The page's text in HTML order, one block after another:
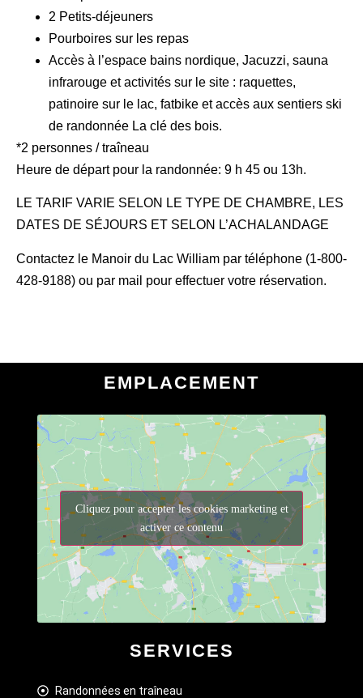
2 Petits-déjeuners
Pourboires sur les repas
Accès à l’espace bains nordique, Jacuzzi, sauna
infrarouge et activités sur le site : raquettes,
patinoire sur le lac, fatbike et accès aux sentiers ski
de randonnée La clé des bois.
*2 personnes / traîneau
Heure de départ pour la randonnée: 9 h 45 ou 13h.
LE TARIF VARIE SELON LE TYPE DE CHAMBRE, LES
DATES DE SÉJOURS ET SELON L’ACHALANDAGE
Contactez le Manoir du Lac William par téléphone (1-800-
428-9188) ou par mail pour effectuer votre réservation.
EMPLACEMENT
Cliquez pour accepter les cookies marketing et
activer ce contenu
SERVICES
Randonnées en traîneau